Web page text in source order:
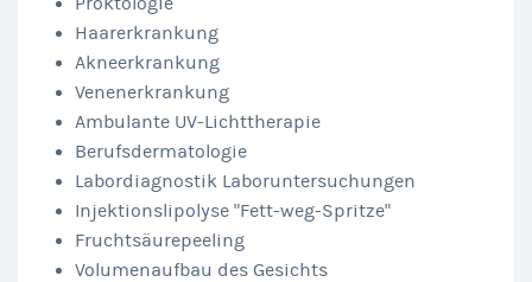
Haarerkrankung
Akneerkrankung
Venenerkrankung
Ambulante UV-Lichttherapie
Berufsdermatologie
Labordiagnostik Laboruntersuchungen
Injektionslipolyse "Fett-weg-Spritze"
Fruchtsäurepeeling
Volumenaufbau des Gesichts